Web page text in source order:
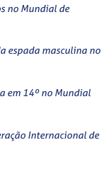
no Mundial de
espada masculina no
em 14º no Mundial
Internacional de